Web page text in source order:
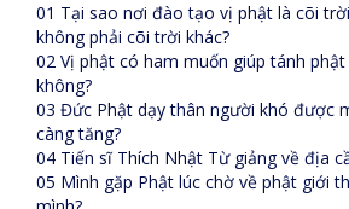
01 Tại sao nơi đào tạo vị phật là cõi
không phải cõi trời khác?
02 Vị phật có ham muốn giúp tánh
không?
03 Đức Phật dạy thân người khó được
càng tăng?
04 Tiến sĩ Thích Nhật Từ giảng về địa
05 Mình gặp Phật lúc chờ về phật giới